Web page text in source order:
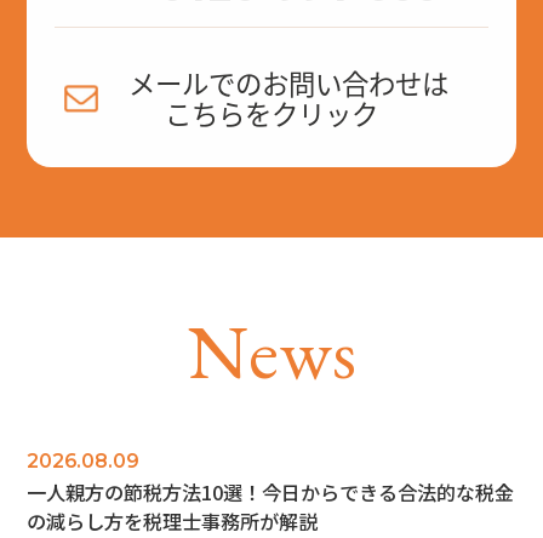
メールでのお問い合わせは
こちらをクリック
News
2026.08.09
一人親方の節税方法10選！今日からできる合法的な税金
の減らし方を税理士事務所が解説